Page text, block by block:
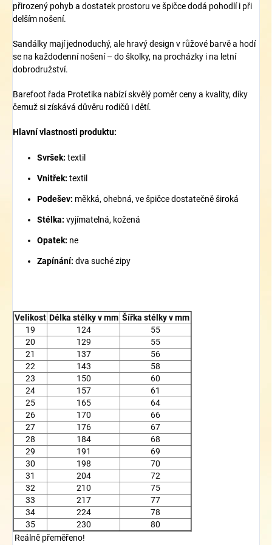
přirozený pohyb a dostatek prostoru ve špičce dodá pohodlí i při
delším nošení.
Sandálky mají jednoduchý, ale hravý design v růžové barvě a hodí
se na každodenní nošení – do školky, na procházky i na letní
dobrodružství.
Barefoot řada Protetika nabízí skvělý poměr ceny a kvality, díky
čemuž si získává důvěru rodičů i dětí.
Hlavní vlastnosti produktu:
Svršek: textil
Vnitřek: textil
Podešev: měkká, ohebná, ve špičce dostatečně široká
Stélka: vyjímatelná, kožená
Opatek: ne
Zapínání: dva suché zipy
Velikost Délka stélky v mm Šířka stélky v mm
19
124
55
20
129
55
21
137
56
22
143
58
23
150
60
24
157
61
25
165
64
26
170
66
27
176
67
28
184
68
29
191
69
30
198
70
31
204
72
32
210
75
33
217
77
34
224
78
35
230
80
Reálně přeměřeno!